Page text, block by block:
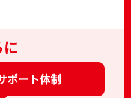
ポート体制